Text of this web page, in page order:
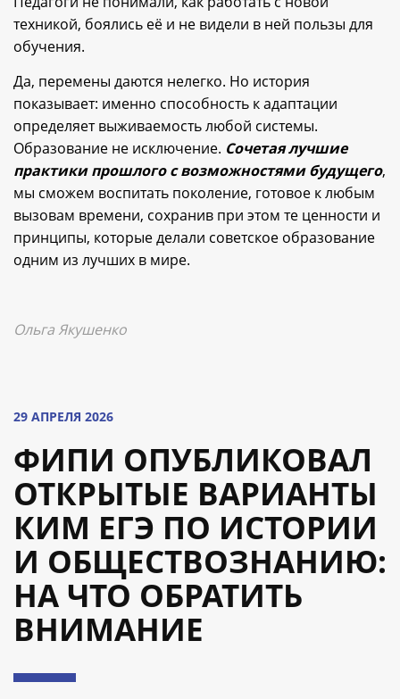
техникой, боялись её и не видели в ней пользы для
обучения.
Да, перемены даются нелегко. Но история
показывает: именно способность к адаптации
определяет выживаемость любой системы.
Образование не исключение. Сочетая лучшие
практики прошлого с возможностями будущего,
мы сможем воспитать поколение, готовое к любым
вызовам времени, сохранив при этом те ценности и
принципы, которые делали советское образование
одним из лучших в мире.
Ольга Якушенко
29 АПРЕЛЯ 2026
ФИПИ ОПУБЛИКОВАЛ
ОТКРЫТЫЕ ВАРИАНТЫ
КИМ ЕГЭ ПО ИСТОРИИ
И ОБЩЕСТВОЗНАНИЮ:
НА ЧТО ОБРАТИТЬ
ВНИМАНИЕ